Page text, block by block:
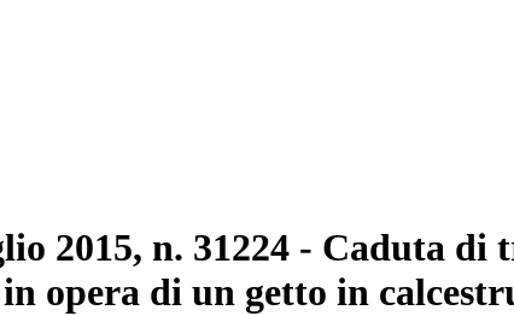
2015, n. 31224 - Caduta
opera di un getto in